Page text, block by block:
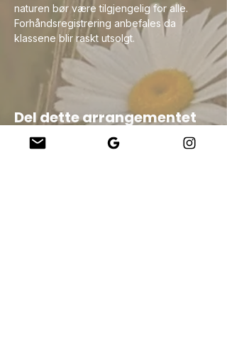
naturen bør være tilgjengelig for alle.
Forhåndsregistrering anbefales da
klassene blir raskt utsolgt.
Del dette arrangementet